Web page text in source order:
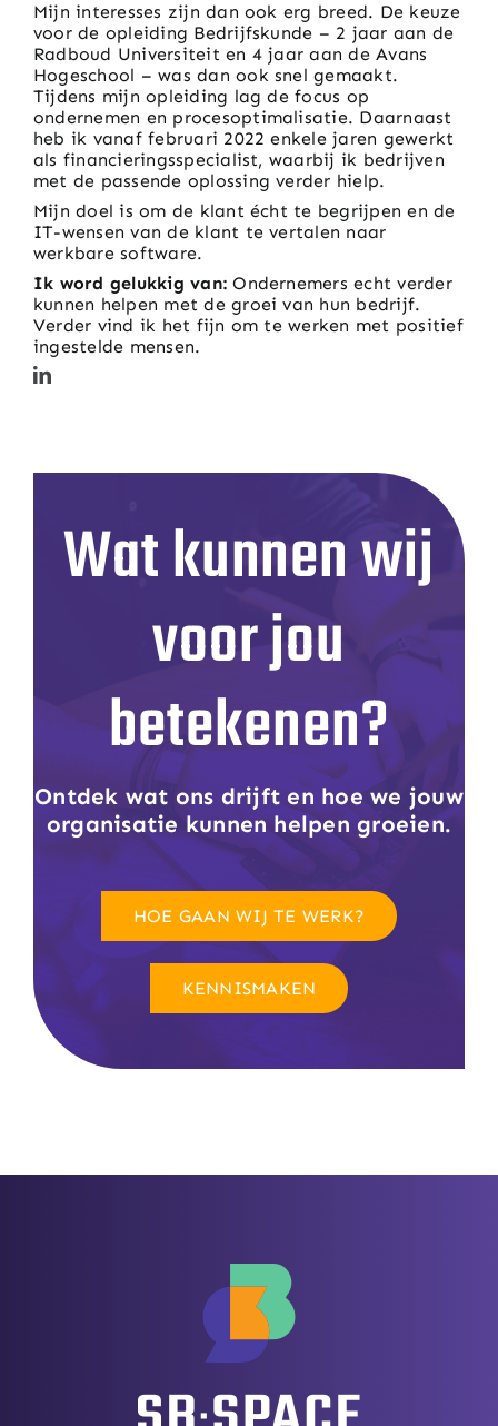
Mijn interesses zijn dan ook erg breed. De keuze
voor de opleiding Bedrijfskunde – 2 jaar aan de
Radboud Universiteit en 4 jaar aan de Avans
Hogeschool – was dan ook snel gemaakt.
Tijdens mijn opleiding lag de focus op
ondernemen en procesoptimalisatie. Daarnaast
heb ik vanaf februari 2022 enkele jaren gewerkt
als financieringsspecialist, waarbij ik bedrijven
met de passende oplossing verder hielp.
Mijn doel is om de klant écht te begrijpen en de
IT-wensen van de klant te vertalen naar
werkbare software.
Ik word gelukkig van: Ondernemers echt verder
kunnen helpen met de groei van hun bedrijf.
Verder vind ik het fijn om te werken met positief
ingestelde mensen.
Wat kunnen wij
voor jou
betekenen?
Ontdek wat ons drijft en hoe we jouw
organisatie kunnen helpen groeien.
HOE GAAN WIJ TE WERK?
KENNISMAKEN